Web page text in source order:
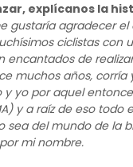
explícanos la
gustaría agradecer
ciclistas
encantados de
muchos años,
yo por aquel
y a raíz de eso
sea del mundo de la
mi nombre.